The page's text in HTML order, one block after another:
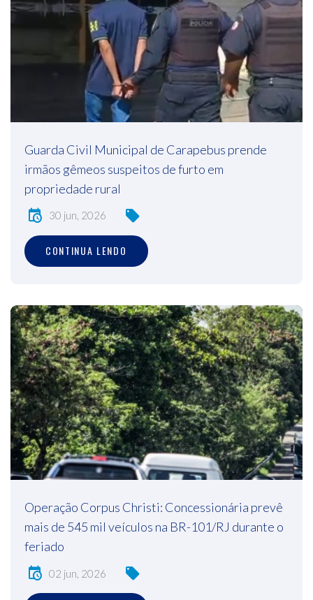
Guarda Civil Municipal de Carapebus prende
irmãos gêmeos suspeitos de furto em
propriedade rural
30 jun, 2026
CONTINUA LENDO
Operação Corpus Christi: Concessionária prevê
mais de 545 mil veículos na BR-101/RJ durante o
feriado
02 jun, 2026